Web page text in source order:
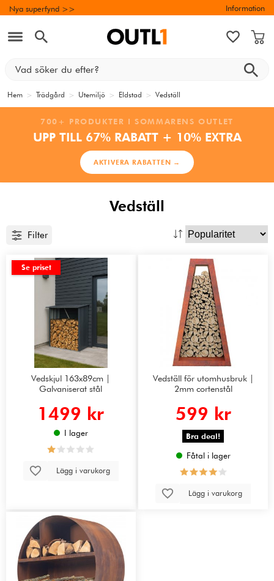
Nya superfynd >> Information
Hem > Trädgård > Utemiljö > Eldstad > Vedställ
700+ PRODUKTER I SOMMARENS OUTLET
UPP TILL 67% RABATT + 10% EXTRA
AKTIVERA RABATTEN →
Vedställ
Filter
Se priset
Vedskjul 163x89cm |
Galvaniserat stål
1499 kr
I lager
Lägg i varukorg
Vedställ för utomhusbruk |
2mm cortenstål
599 kr
Bra deal!
Fåtal i lager
Lägg i varukorg